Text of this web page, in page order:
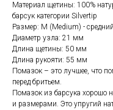
Материал щетины: 100%
барсук категории Silvertip
Размер: M (Medium) - средний
Диаметр узла: 21 мм
Длина щетины: 50 мм
Длина рукояти: 55 мм
Помазок – это лучшее, что
перед бритьем.
Помазок из барсука хорошо
и размерами. Это упругий